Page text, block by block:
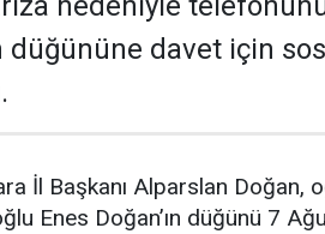
düğününe davet için
İl Başkanı Alparslan Doğan,
Enes Doğan’ın düğünü 7